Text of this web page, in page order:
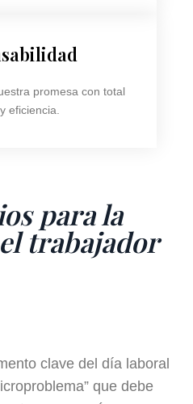
promesa con total
eficiencia.
para la
trabajador
clave del día laboral
que debe